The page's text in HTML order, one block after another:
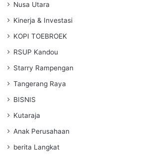
Nusa Utara
Kinerja & Investasi
KOPI TOEBROEK
RSUP Kandou
Starry Rampengan
Tangerang Raya
BISNIS
Kutaraja
Anak Perusahaan
berita Langkat